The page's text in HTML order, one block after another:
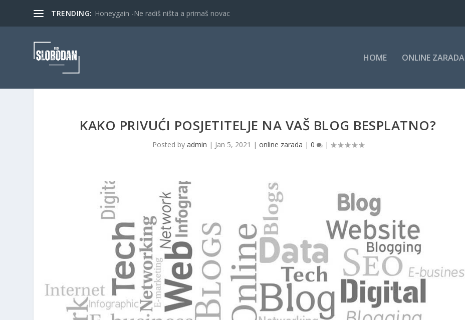
TRENDING: Honeygain -Ne radiš ništa a primaš novac
HOME ONLINE ZARADA
KAKO PRIVUĆI POSJETITELJE NA VAŠ BLOG BESPLATNO?
Posted by admin | Jan 5, 2021 | online zarada | 0 |